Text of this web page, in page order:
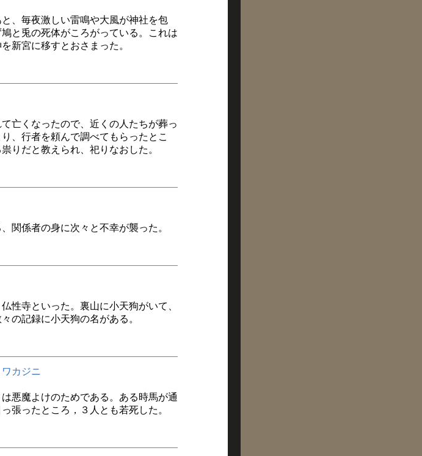
、毎夜激しい雷鳴や大風が神社を包
と兎の死体がころがっている。これは
新宮に移すとおさまった。
亡くなったので、近くの人たちが葬っ
、行者を頼んで調べてもらったとこ
りだと教えられ、祀りなおした。
関係者の身に次々と不幸が襲った。
性寺といった。裏山に小天狗がいて、
の記録に小天狗の名がある。
カジニ
悪魔よけのためである。ある時馬が通
張ったところ，３人とも若死した。